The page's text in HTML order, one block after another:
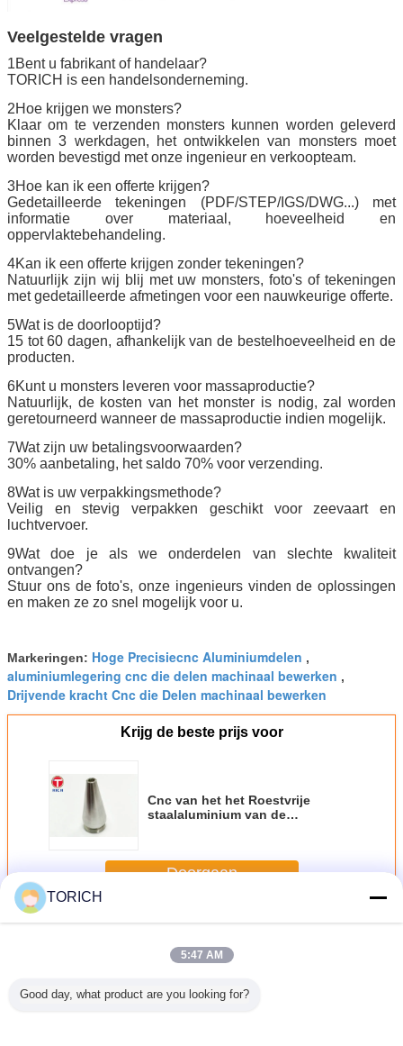
Veelgestelde vragen
1Bent u fabrikant of handelaar?
TORICH is een handelsonderneming.
2Hoe krijgen we monsters?
Klaar om te verzenden monsters kunnen worden geleverd
binnen 3 werkdagen, het ontwikkelen van monsters moet
worden bevestigd met onze ingenieur en verkoopteam.
3Hoe kan ik een offerte krijgen?
Gedetailleerde tekeningen (PDF/STEP/IGS/DWG...) met
informatie over materiaal, hoeveelheid en
oppervlaktebehandeling.
4Kan ik een offerte krijgen zonder tekeningen?
Natuurlijk zijn wij blij met uw monsters, foto's of tekeningen
met gedetailleerde afmetingen voor een nauwkeurige offerte.
5Wat is de doorlooptijd?
15 tot 60 dagen, afhankelijk van de bestelhoeveelheid en de
producten.
6Kunt u monsters leveren voor massaproductie?
Natuurlijk, de kosten van het monster is nodig, zal worden
geretourneerd wanneer de massaproductie indien mogelijk.
7Wat zijn uw betalingsvoorwaarden?
30% aanbetaling, het saldo 70% voor verzending.
8Wat is uw verpakkingsmethode?
Veilig en stevig verpakken geschikt voor zeevaart en
luchtvervoer.
9Wat doe je als we onderdelen van slechte kwaliteit
ontvangen?
Stuur ons de foto's, onze ingenieurs vinden de oplossingen
en maken ze zo snel mogelijk voor u.
Markeringen: Hoge Precisiecnc Aluminiumdelen ,
aluminiumlegering cnc die delen machinaal bewerken ,
Drijvende kracht Cnc die Delen machinaal bewerken
Krijg de beste prijs voor
Cnc van het het Roestvrije
staalaluminium van de
Verwerking
Doorgaan
MeerCNC Aluminiumdelen
TORICH
5:47 AM
Good day, what product are you looking for?